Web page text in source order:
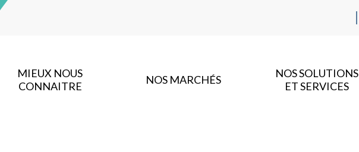
MIEUX NOUS
CONNAITRE
NOS MARCHÉS
NOS SOLUTIONS
ET SERVICES